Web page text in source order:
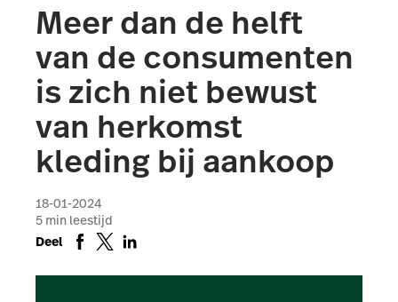
Meer dan de helft
van de consumenten
is zich niet bewust
van herkomst
kleding bij aankoop
18-01-2024
5 min leestijd
Deel